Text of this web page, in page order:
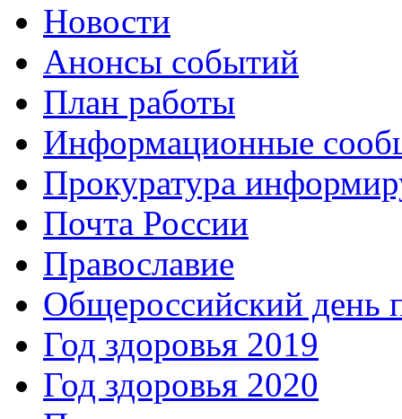
Новости
Анонсы событий
План работы
Информационные
Прокуратура
Почта России
Православие
Общероссийский день
Год здоровья 2019
Год здоровья 2020